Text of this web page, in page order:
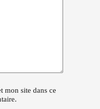
mon site dans ce